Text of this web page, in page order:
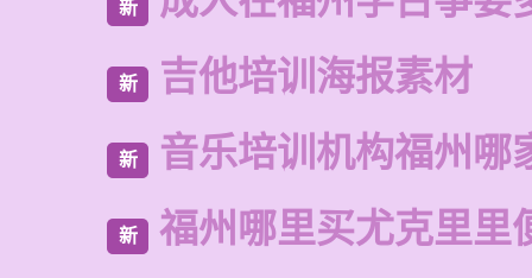
新
新 吉他培训海报素材
新 音乐培训机构福州哪
新 福州哪里买尤克里里